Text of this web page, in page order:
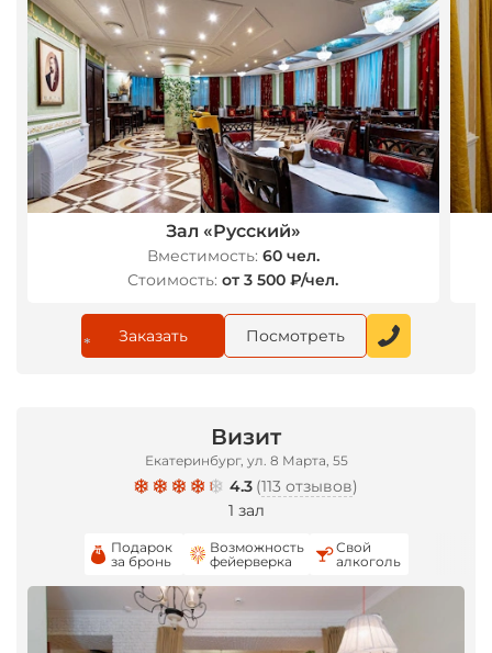
Зал «Русский»
Вместимость: 60 чел.
Стоимость: от 3 500 ₽/чел.
Заказать Посмотреть
Визит
Екатеринбург, ул. 8 Марта, 55
4.3 (113 отзывов)
1 зал
Подарок
за бронь
Возможность
фейерверка
Свой
алкоголь